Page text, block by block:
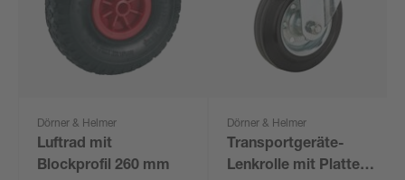
Dörner & Helmer
Luftrad mit
Blockprofil 260 mm
Dörner & Helmer
Transportgeräte-
Lenkrolle mit Platte